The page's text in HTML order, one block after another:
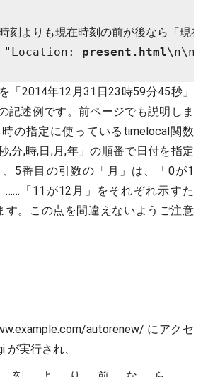
"Location:
present.html
「2014年12月31日23時59分45秒」
記述例です。前ページでも説明しま
の指定に使っているtimelocal関数
,分,時,日,月,年」の順番で日付を指定
5番目の引数の「月」は、「0が1
……「11が12月」をそれぞれ示すた
す。この点を間違えないようご注意
autorenew/ にアクセ
が実行され、